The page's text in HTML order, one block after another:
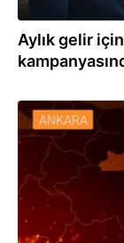
Aylık gelir
01.08.2023